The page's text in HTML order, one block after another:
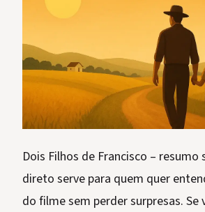
Dois Filhos de Francisco – resumo
direto serve para quem quer
do filme sem perder surpresas. Se